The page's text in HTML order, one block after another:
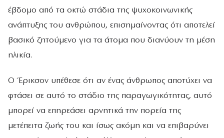
έβδομο από τα οκτώ στάδια της ψυχοκοινωνικής
ανάπτυξης του ανθρώπου, επισημαίνοντας ότι αποτελεί
βασικό ζητούμενο για τα άτομα που διανύουν τη μέση
ηλικία.
Ο Έρικσον υπέθεσε ότι αν ένας άνθρωπος αποτύχει να
φτάσει σε αυτό το στάδιο της παραγωγικότητας, αυτό
μπορεί να επηρεάσει αρνητικά την πορεία της
μετέπειτα ζωής του και ίσως ακόμη και να επιβαρύνει